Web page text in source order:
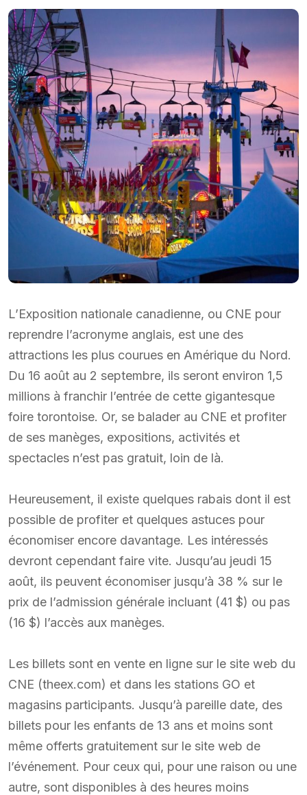
L’Exposition nationale canadienne, ou CNE pour
reprendre l’acronyme anglais, est une des
attractions les plus courues en Amérique du Nord.
Du 16 août au 2 septembre, ils seront environ 1,5
millions à franchir l’entrée de cette gigantesque
foire torontoise. Or, se balader au CNE et profiter
de ses manèges, expositions, activités et
spectacles n’est pas gratuit, loin de là.
Heureusement, il existe quelques rabais dont il est
possible de profiter et quelques astuces pour
économiser encore davantage. Les intéressés
devront cependant faire vite. Jusqu’au jeudi 15
août, ils peuvent économiser jusqu’à 38 % sur le
prix de l’admission générale incluant (41 $) ou pas
(16 $) l’accès aux manèges.
Les billets sont en vente en ligne sur le site web du
CNE (theex.com) et dans les stations GO et
magasins participants. Jusqu’à pareille date, des
billets pour les enfants de 13 ans et moins sont
même offerts gratuitement sur le site web de
l’événement. Pour ceux qui, pour une raison ou une
autre, sont disponibles à des heures moins